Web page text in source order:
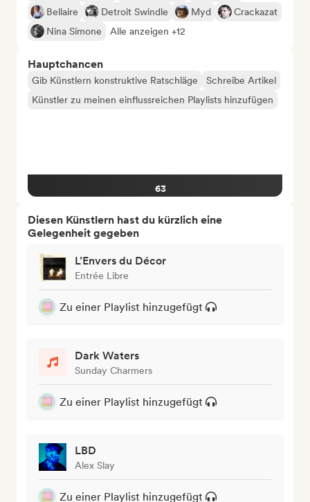
Bellaire
Detroit Swindle Myd
Crackazat
Nina Simone
Alle anzeigen +12
Hauptchancen
Gib Künstlern konstruktive Ratschläge
Schreibe Artikel
Künstler zu meinen einflussreichen Playlists hinzufügen
63
Diesen Künstlern hast du kürzlich eine
Gelegenheit gegeben
L’Envers du Décor
Entrée Libre
Zu einer Playlist hinzugefügt
Dark Waters
Sunday Charmers
Zu einer Playlist hinzugefügt
LBD
Alex Slay
Zu einer Playlist hinzugefügt